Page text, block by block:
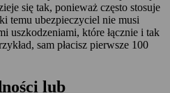
się tak, ponieważ często stosuje
temu ubezpieczyciel nie musi
uszkodzeniami, które łącznie i tak
sam płacisz pierwsze 100
lub